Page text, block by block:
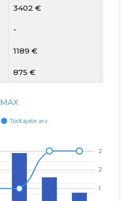
3402 €
-
1189 €
875 €
1697 €
1295 €
MAX